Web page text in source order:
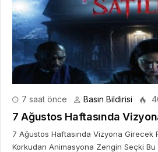
7 saat önce Basın Bildirisi
7 Ağustos Haftasında
7 Ağustos Haftasında Vizyona Girecek
Korkudan Animasyona Zengin Seçki